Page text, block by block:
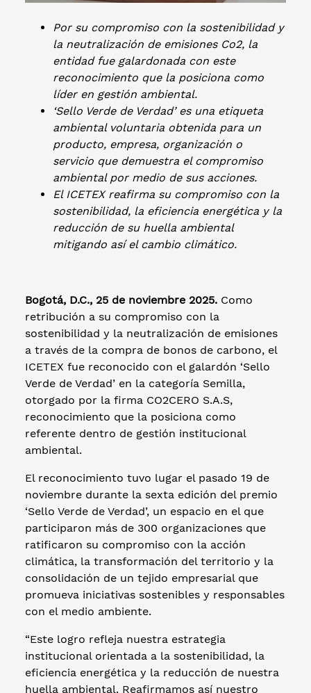
Por su compromiso con la sostenibilidad y
la neutralización de emisiones Co2, la
entidad fue galardonada con este
reconocimiento que la posiciona como
líder en gestión ambiental.
‘Sello Verde de Verdad’ es una etiqueta
ambiental voluntaria obtenida para un
producto, empresa, organización o
servicio que demuestra el compromiso
ambiental por medio de sus acciones.
El ICETEX reafirma su compromiso con la
sostenibilidad, la eficiencia energética y la
reducción de su huella ambiental
mitigando así el cambio climático.
Bogotá, D.C., 25 de noviembre 2025. Como
retribución a su compromiso con la
sostenibilidad y la neutralización de emisiones
a través de la compra de bonos de carbono, el
ICETEX fue reconocido con el galardón ‘Sello
Verde de Verdad’ en la categoría Semilla,
otorgado por la firma CO2CERO S.A.S,
reconocimiento que la posiciona como
referente dentro de gestión institucional
ambiental.
El reconocimiento tuvo lugar el pasado 19 de
noviembre durante la sexta edición del premio
‘Sello Verde de Verdad’, un espacio en el que
participaron más de 300 organizaciones que
ratificaron su compromiso con la acción
climática, la transformación del territorio y la
consolidación de un tejido empresarial que
promueva iniciativas sostenibles y responsables
con el medio ambiente.
“Este logro refleja nuestra estrategia
institucional orientada a la sostenibilidad, la
eficiencia energética y la reducción de nuestra
huella ambiental. Reafirmamos así nuestro